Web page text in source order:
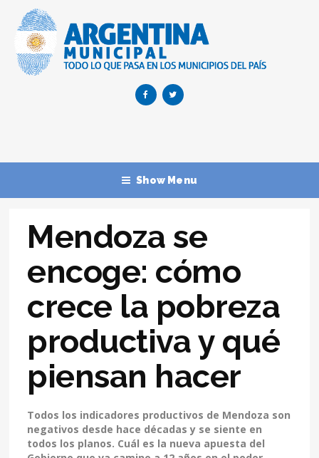
Show Menu
Mendoza se
encoge: cómo
crece la pobreza
productiva y qué
piensan hacer
Todos los indicadores productivos de Mendoza son
negativos desde hace décadas y se siente en
todos los planos. Cuál es la nueva apuesta del